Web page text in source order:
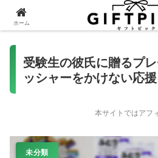
受験生の彼氏に贈るプ
ッシャーをかけない応
本サイトではアフ
未分類
ホーム